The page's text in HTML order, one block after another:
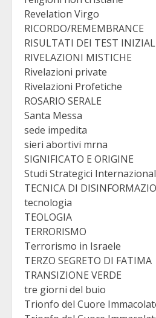
Revelation Virgo
RICORDO/REMEMBRANCE
RISULTATI DEI TEST
RIVELAZIONI MISTICHE
Rivelazioni private
Rivelazioni Profetiche
ROSARIO SERALE
Santa Messa
sede impedita
sieri abortivi mrna
SIGNIFICATO E ORIGINE
Studi Strategici
TECNICA DI
tecnologia
TEOLOGIA
TERRORISMO
Terrorismo in Israele
TERZO SEGRETO DI FATIMA
TRANSIZIONE VERDE
tre giorni del buio
Trionfo del Cuore